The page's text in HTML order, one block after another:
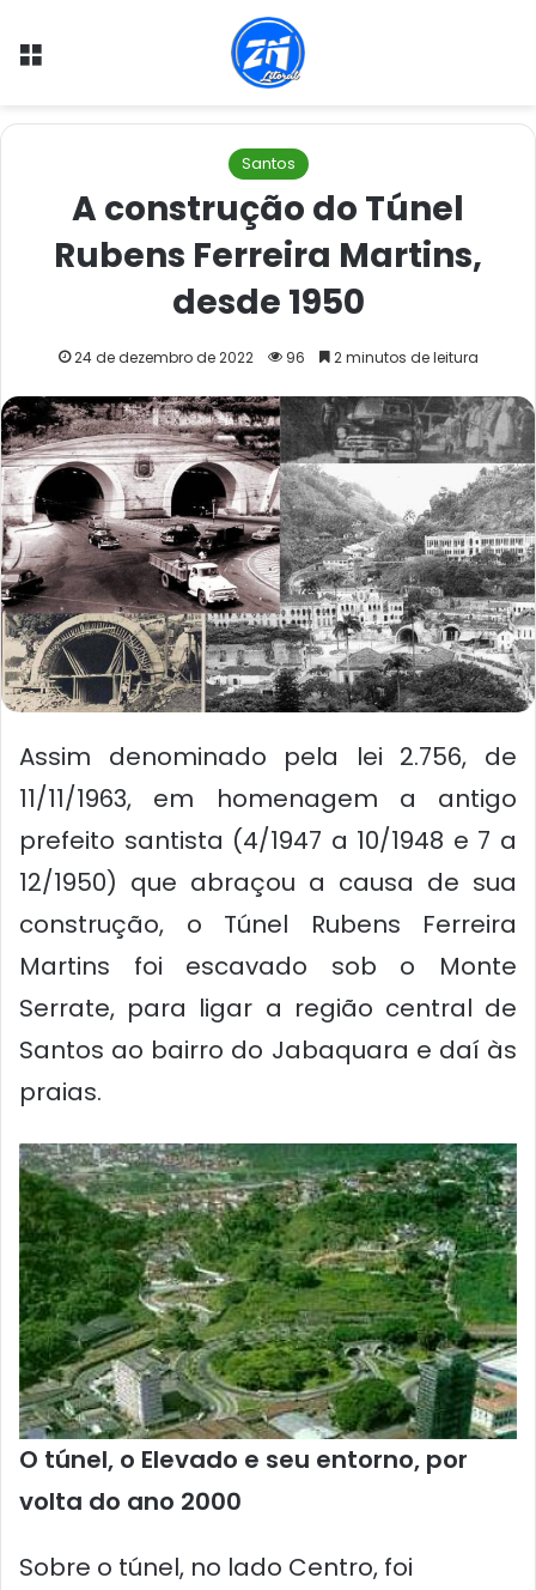
Menu
Santos
A construção do Túnel
Rubens Ferreira Martins,
desde 1950
24 de dezembro de 2022 96 2 minutos de leitura
Assim denominado pela lei 2.756, de
11/11/1963, em homenagem a antigo
prefeito santista (4/1947 a 10/1948 e 7 a
12/1950) que abraçou a causa de sua
construção, o Túnel Rubens Ferreira
Martins foi escavado sob o Monte
Serrate, para ligar a região central de
Santos ao bairro do Jabaquara e daí às
praias.
O túnel, o Elevado e seu entorno, por
volta do ano 2000
Sobre o túnel, no lado Centro, foi